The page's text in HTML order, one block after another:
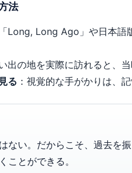
法
Long, Long Ago」や日本語
出の地を実際に訪れると、
る ：視覚的な手がかりは、
ない。だからこそ、過去を
ことができる。